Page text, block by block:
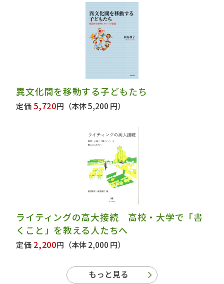
異文化間を移動する子どもたち
定価 5,720円 （本体 5,200 円）
ライティングの高大接続 高校・大学で「書
くこと」を教える人たちへ
定価 2,200円 （本体 2,000 円）
もっと見る